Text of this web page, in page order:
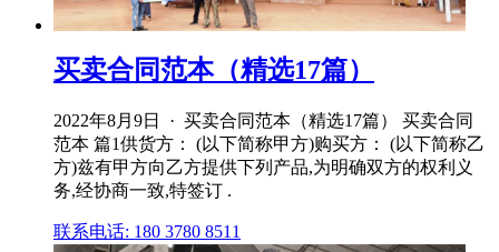
买卖合同范本（精选17篇）
2022年8月9日 · 买卖合同范本（精选17篇） 买卖合同
范本 篇1供货方： (以下简称甲方)购买方： (以下简称乙
方)兹有甲方向乙方提供下列产品,为明确双方的权利义
务,经协商一致,特签订 .
联系电话: 180 3780 8511